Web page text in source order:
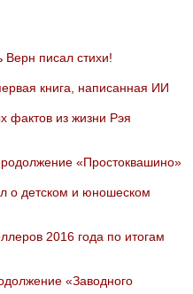
писал стихи!
книга, написанная ИИ
фактов из жизни Рэя
«Простоквашино»
о детском и юношеском
2016 года по итогам
«Заводного